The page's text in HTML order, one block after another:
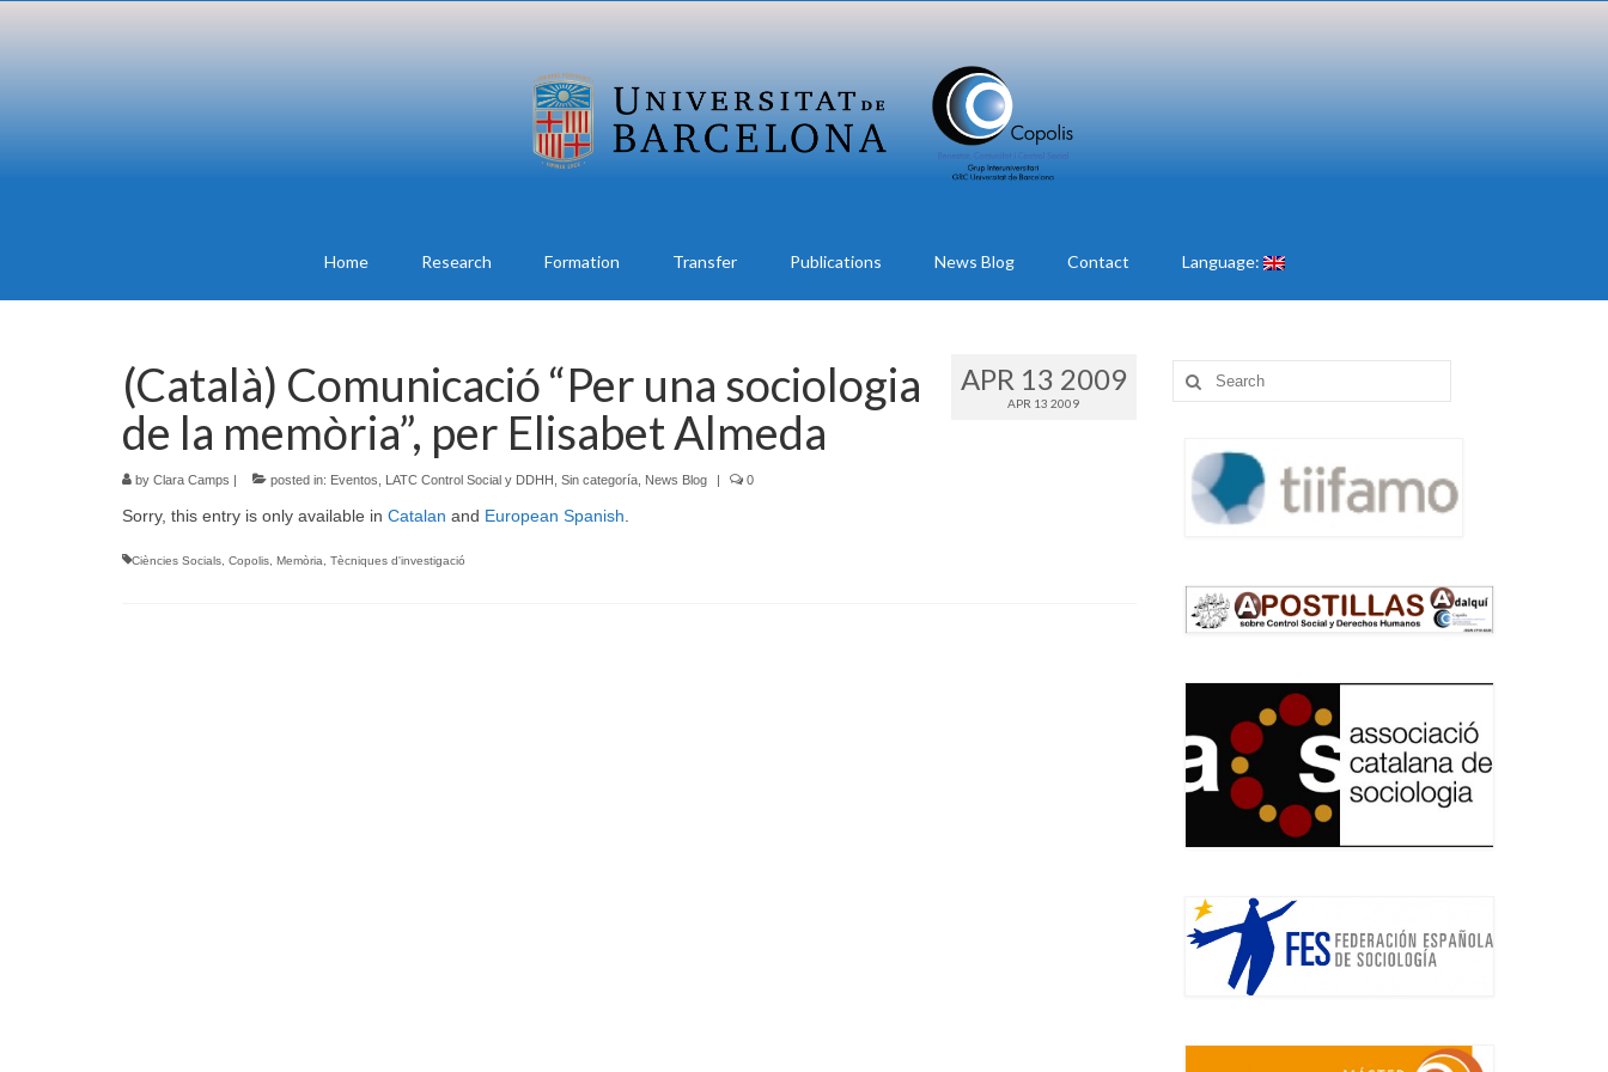
Home Research Formation Transfer Publications News Blog Contact Language:
APR 13 2009
APR 13 2009
(Català) Comunicació “Per una sociologia
de la memòria”, per Elisabet Almeda
by Clara Camps | posted in: Eventos LATC Control Social y DDHH Sin categoría News Blog | 0
Sorry, this entry is only available in Catalan and European Spanish
Ciències Socials Copolis Memòria Tècniques d'investigació
Search
for: